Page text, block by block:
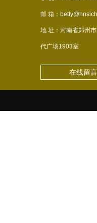
邮 箱：
地 址：河南省郑州
代广场1903室
在线留言